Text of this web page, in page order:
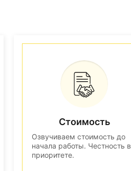
Стоимость
Озвучиваем стоимость до
начала работы. Честность в
приоритете.